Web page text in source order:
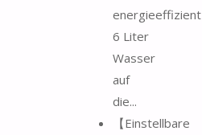
energieeffizient
6 Liter
Wasser
auf
die...
【Einstellbare